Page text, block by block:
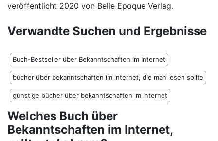
veröffentlicht 2020 von Belle Epoque Verlag.
Verwandte Suchen und Ergebnisse
Buch-Bestseller über Bekanntschaften im Internet
bücher über bekanntschaften im internet, die man lesen sollte
günstige bücher über bekanntschaften im internet
Welches Buch über
Bekanntschaften im Internet,